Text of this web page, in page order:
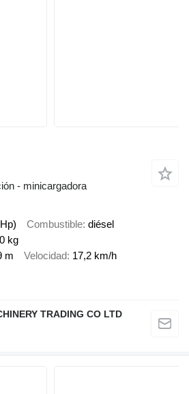
- minicargadora
Combustible diésel
kg
m Velocidad 17,2 km/h
TRADING CO LTD